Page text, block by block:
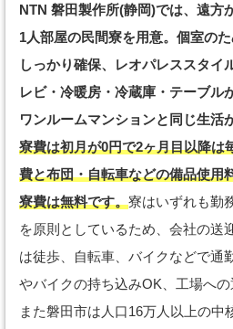
NTN 磐田製作所(静岡)では、遠方
1人部屋の民間寮を用意。個室の
しっかり確保、レオパレススタイ
レビ・冷暖房・冷蔵庫・テーブル
ワンルームマンションと同じ生活
寮費は初月が0円で2ヶ月目以降は
費と布団・自転車などの備品使用
寮費は無料です。寮はいずれも勤
を原則としているため、会社の送
は徒歩、自転車、バイクなどで通
やバイクの持ち込みOK、工場への
また磐田市は人口16万人以上の中